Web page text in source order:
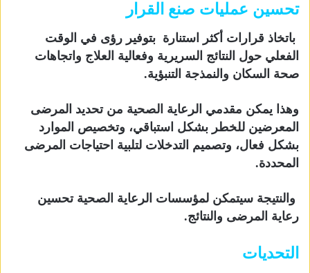
تحسين عمليات صنع القرار
باتخاذ قرارات أكثر استنارة بتوفير رؤى في الوقت
الفعلي حول النتائج السريرية وفعالية العلاج واتجاهات
صحة السكان والنمذجة التنبؤية.
وهذا يمكن مقدمي الرعاية الصحية من تحديد المرضى
المعرضين للخطر بشكل استباقي، وتخصيص الموارد
بشكل فعال، وتصميم التدخلات لتلبية احتياجات المرضى
المحددة.
والنتيجة سيتمكن لمؤسسات الرعاية الصحية تحسين
رعاية المرضى والنتائج.
التحديات